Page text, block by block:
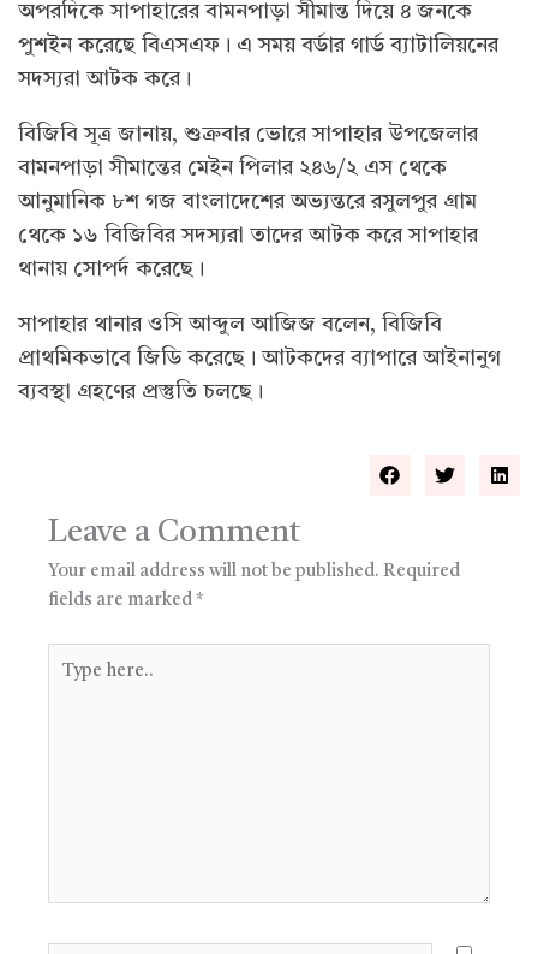
অপরদিকে সাপাহারের বামনপাড়া সীমান্ত দিয়ে ৪ জনকে
পুশইন করেছে বিএসএফ। এ সময় বর্ডার গার্ড ব্যাটালিয়নের
সদস্যরা আটক করে।
বিজিবি সূত্র জানায়, শুক্রবার ভোরে সাপাহার উপজেলার
বামনপাড়া সীমান্তের মেইন পিলার ২৪৬/২ এস থেকে
আনুমানিক ৮শ গজ বাংলাদেশের অভ্যন্তরে রসুলপুর গ্রাম
থেকে ১৬ বিজিবির সদস্যরা তাদের আটক করে সাপাহার
থানায় সোপর্দ করেছে।
সাপাহার থানার ওসি আব্দুল আজিজ বলেন, বিজিবি
প্রাথমিকভাবে জিডি করেছে। আটকদের ব্যাপারে আইনানুগ
ব্যবস্থা গ্রহণের প্রস্তুতি চলছে।
Leave a Comment
Your email address will not be published. Required
fields are marked *
here..